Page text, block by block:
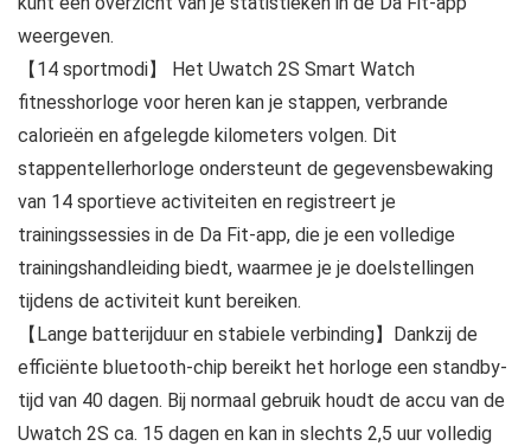
weergeven.
【14 sportmodi】 Het Uwatch 2S Smart Watch
fitnesshorloge voor heren kan je stappen, verbrande
calorieën en afgelegde kilometers volgen. Dit
stappentellerhorloge ondersteunt de gegevensbewaking
van 14 sportieve activiteiten en registreert je
trainingssessies in de Da Fit-app, die je een volledige
trainingshandleiding biedt, waarmee je je doelstellingen
tijdens de activiteit kunt bereiken.
【Lange batterijduur en stabiele verbinding】Dankzij de
efficiënte bluetooth-chip bereikt het horloge een standby-
tijd van 40 dagen. Bij normaal gebruik houdt de accu van de
Uwatch 2S ca. 15 dagen en kan in slechts 2,5 uur volledig